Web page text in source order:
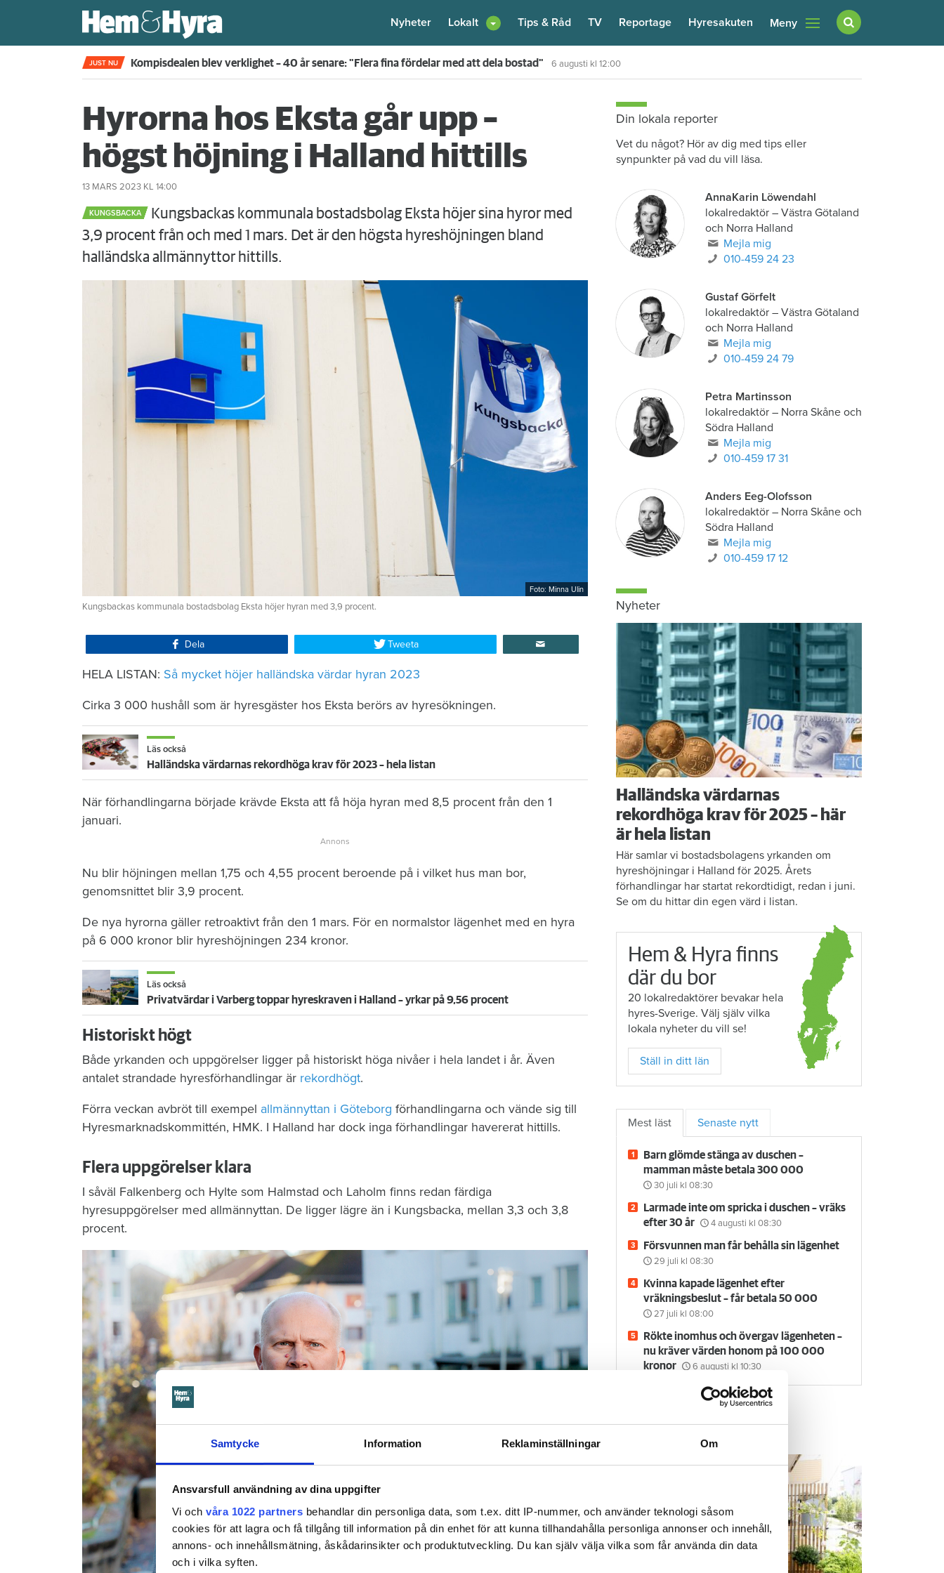
Samtycke Information Reklaminställningar Om
Ansvarsfull användning av dina uppgifter
Vi och våra 1022 partners behandlar din personliga data, som t.ex. ditt IP-nummer, och använder teknologi såsom
cookies för att lagra och få tillgång till information på din enhet för att kunna tillhandahålla personliga annonser och innehåll,
annons- och innehållsmätning, åskådarinsikter och produktutveckling. Du kan själv välja vilka som får använda din data
och i vilka syften.
Nyheter Lokalt Tips & Råd TV Reportage Hyresakuten Meny
JUST NU Kompisdealen blev verklighet – 40 år senare: "Flera fina fördelar med att dela bostad" 6 augusti kl 12:00
Hyrorna hos Eksta går upp –
högst höjning i Halland hittills
13 MARS 2023 KL 14:00
KUNGSBACKA
Kungsbackas kommunala bostadsbolag Eksta höjer sina hyror med
3,9 procent från och med 1 mars. Det är den högsta hyreshöjningen bland
halländska allmännyttor hittills.
Foto: Minna Ulin
Kungsbackas kommunala bostadsbolag Eksta höjer hyran med 3,9 procent.
Dela Tweeta
HELA LISTAN: Så mycket höjer halländska värdar hyran 2023
Cirka 3 000 hushåll som är hyresgäster hos Eksta berörs av hyresökningen.
Läs också
Halländska värdarnas rekordhöga krav för 2023 – hela listan
När förhandlingarna började krävde Eksta att få höja hyran med 8,5 procent från den 1
januari.
Nu blir höjningen mellan 1,75 och 4,55 procent beroende på i vilket hus man bor,
genomsnittet blir 3,9 procent.
De nya hyrorna gäller retroaktivt från den 1 mars. För en normalstor lägenhet med en hyra
på 6 000 kronor blir hyreshöjningen 234 kronor.
Läs också
Privatvärdar i Varberg toppar hyreskraven i Halland – yrkar på 9,56 procent
Historiskt högt
Både yrkanden och uppgörelser ligger på historiskt höga nivåer i hela landet i år. Även
antalet strandade hyresförhandlingar är rekordhögt.
Förra veckan avbröt till exempel allmännyttan i Göteborg förhandlingarna och vände sig till
Hyresmarknadskommittén, HMK. I Halland har dock inga förhandlingar havererat hittills.
Flera uppgörelser klara
I såväl Falkenberg och Hylte som Halmstad och Laholm finns redan färdiga
hyresuppgörelser med allmännyttan. De ligger lägre än i Kungsbacka, mellan 3,3 och 3,8
procent.
Din lokala reporter
Vet du något? Hör av dig med tips eller
synpunkter på vad du vill läsa.
AnnaKarin Löwendahl
lokalredaktör– Västra Götaland
och Norra Halland
Mejla mig
010-459 24 23
Gustaf Görfelt
lokalredaktör– Västra Götaland
och Norra Halland
Mejla mig
010-459 24 79
Petra Martinsson
lokalredaktör– Norra Skåne och
Södra Halland
Mejla mig
010-459 17 31
Anders Eeg-Olofsson
lokalredaktör– Norra Skåne och
Södra Halland
Mejla mig
010-459 17 12
Nyheter
Halländska värdarnas
rekordhöga krav för 2025 – här
är hela listan
Här samlar vi bostadsbolagens yrkanden om
hyreshöjningar i Halland för 2025. Årets
förhandlingar har startat rekordtidigt, redan i juni.
Se om du hittar din egen värd i listan.
Hem & Hyra finns
där du bor
20 lokalredaktörer bevakar hela
hyres-Sverige. Välj själv vilka
lokala nyheter du vill se!
Ställ in ditt län
Mest läst Senaste nytt
Barn glömde stänga av duschen –
mamman måste betala 300 000
30 juli kl 08:30
Larmade inte om spricka i duschen – vräks
efter 30 år
4 augusti kl 08:30
Försvunnen man får behålla sin lägenhet
29 juli kl 08:30
Kvinna kapade lägenhet efter
vräkningsbeslut – får betala 50 000
27 juli kl 08:00
Rökte inomhus och övergav lägenheten –
nu kräver värden honom på 100 000
kronor
6 augusti kl 10:30
Hem & Hyra TV